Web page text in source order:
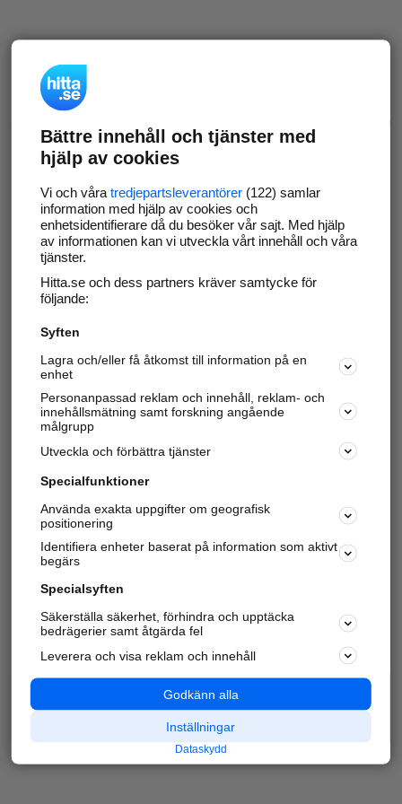
Bättre innehåll och tjänster med
hjälp av cookies
Vi och våra tredjepartsleverantörer(122) samlar
information med hjälp av cookies och
enhetsidentifierare då du besöker vår sajt. Med hjälp
av informationen kan vi utveckla vårt innehåll och våra
tjänster.
Hitta.se och dess partners kräver samtycke för
följande:
Syften
Lagra och/eller få åtkomst till information på en
enhet
Personanpassad reklam och innehåll, reklam- och
innehållsmätning samt forskning angående
målgrupp
Utveckla och förbättra tjänster
Specialfunktioner
Använda exakta uppgifter om geografisk
positionering
Identifiera enheter baserat på information som aktivt
begärs
Specialsyften
Säkerställa säkerhet, förhindra och upptäcka
bedrägerier samt åtgärda fel
Leverera och visa reklam och innehåll
Godkänn alla
Inställningar
Dataskydd